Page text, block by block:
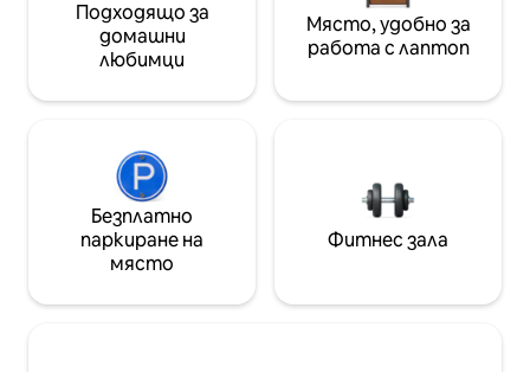
Подходящо за
домашни
любимци
Място, удобно за
работа с лаптоп
Безплатно
паркиране на
място
Фитнес зала